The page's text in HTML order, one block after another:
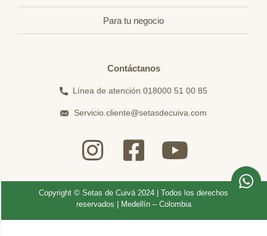
Para tu negocio
Contáctanos
Línea de atención 018000 51 00 85
Servicio.cliente@setasdecuiva.com
Copyright © Setas de Cuivá 2024 | Todos los derechos
reservados | Medellín – Colombia